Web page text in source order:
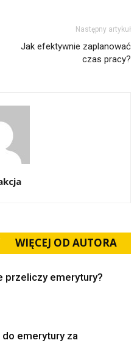
Następny artykuł
Jak efektywnie zaplanować
czas pracy?
WIĘCEJ OD AUTORA
przeliczy emerytury?
emerytury za